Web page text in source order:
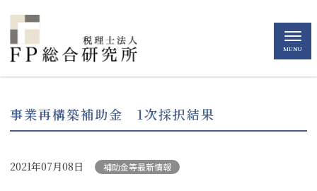
MENU
事業再構築補助金 1次採択結果
2021年07月08日 補助金等最新情報